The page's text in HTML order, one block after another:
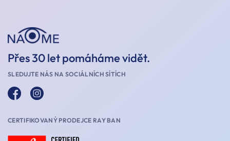
Přes 30 let pomáháme vidět.
SLEDUJTE NÁS NA SOCIÁLNÍCH SÍTÍCH
CERTIFIKOVANÝ PRODEJCE RAY BAN